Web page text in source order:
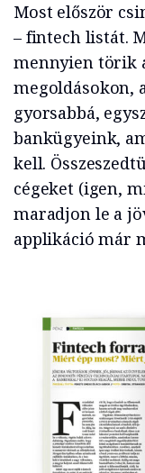
Most először
– fintech listát.
mennyien törik
megoldásokon,
gyorsabbá,
bankügyeink,
kell.
cégeket (igen,
maradjon le a
applikáció már